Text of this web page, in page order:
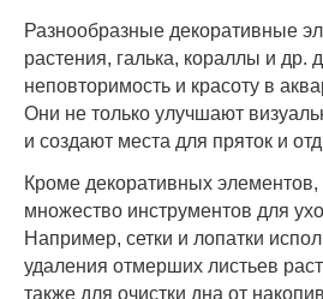
Разнообразные декоративные
растения, галька, кораллы и др.
неповторимость и красоту в
Они не только улучшают
и создают места для пряток и
Кроме декоративных элементов,
множество инструментов для
Например, сетки и лопатки
удаления отмерших листьев
также для очистки дна от